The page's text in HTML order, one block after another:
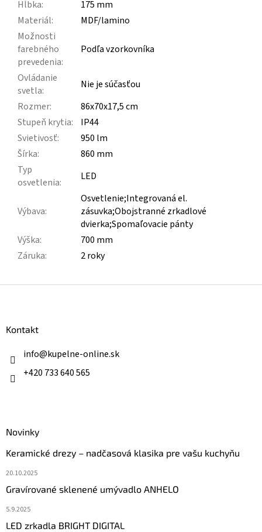
Hĺbka:
175 mm
Materiál:
MDF/lamino
Možnosti
farebného
prevedenia:
Podľa vzorkovníka
Ovládanie
svetla:
Nie je súčasťou
Rozmer:
86x70x17,5 cm
Stupeň krytia:
IP44
Svietivosť:
950 lm
Šírka:
860 mm
Typ
osvetlenia: LED
Výbava:
Osvetlenie;Integrovaná el.
zásuvka;Obojstranné zrkadlové
dvierka;Spomaľovacie pánty
Výška:
700 mm
Záruka: 2 roky
Kontakt
info@kupelne-online.sk
+420 733 640 565
Novinky
Keramické drezy – nadčasová klasika pre vašu kuchyňu
20.10.2025
Gravírované sklenené umývadlo ANHELO
5.9.2025
LED zrkadla BRIGHT DIGITAL